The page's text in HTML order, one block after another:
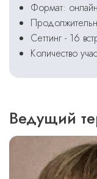
Формат: онлайн
Сеттинг - 16
Количество
Ведущий